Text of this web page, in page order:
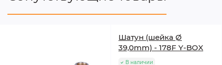
Шатун (шейка Ø
39,0mm) - 178F Y-BOX
В наличии